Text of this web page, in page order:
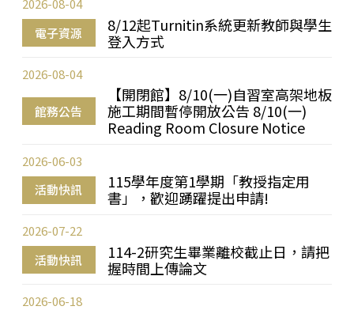
電子資源
8/12起Turnitin系統更新教師與學生
登入方式
2026-08-04
館務公告
【開閉館】8/10(一)自習室高架地板
施工期間暫停開放公告 8/10(一)
Reading Room Closure Notice
2026-08-04
活動快訊
115學年度第1學期「教授指定用
書」，歡迎踴躍提出申請!
2026-06-03
活動快訊
114-2研究生畢業離校截止日，請把
握時間上傳論文
2026-07-22
2026-06-18